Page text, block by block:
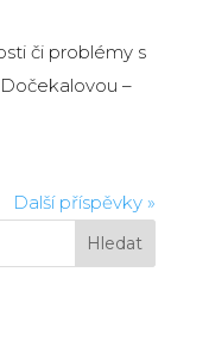
či problémy s
–
Další příspěvky »